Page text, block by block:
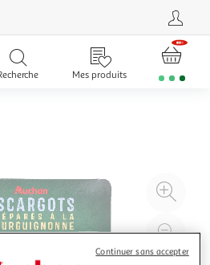
Mes produits
à
Continuer sans accepter